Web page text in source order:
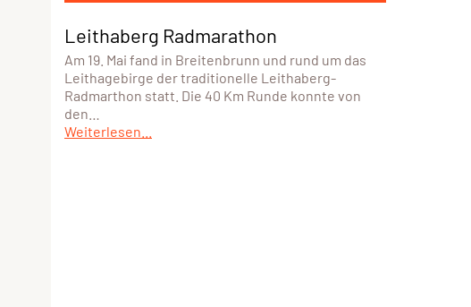
Leithaberg Radmarathon
Am 19. Mai fand in Breitenbrunn und rund um das
Leithagebirge der traditionelle Leithaberg-
Radmarthon statt. Die 40 Km Runde konnte von
den…
Weiterlesen...